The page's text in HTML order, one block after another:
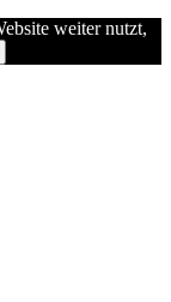
weiter nutzt,